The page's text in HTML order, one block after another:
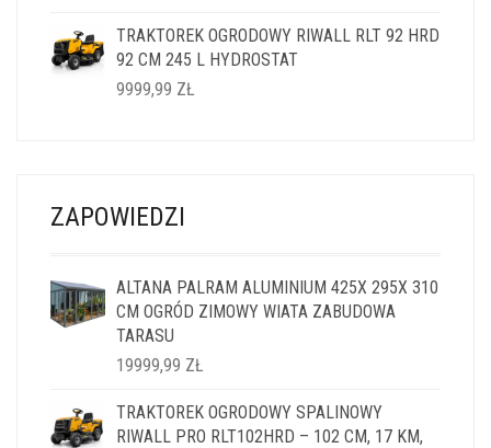
WYNOSIŁA:
14999,99 ZŁ.
WYNOSI:
11999,99 ZŁ.
TRAKTOREK OGRODOWY RIWALL RLT 92 HRD
92 CM 245 L HYDROSTAT
9999,99 ZŁ
ZAPOWIEDZI
ALTANA PALRAM ALUMINIUM 425X 295X 310
CM OGRÓD ZIMOWY WIATA ZABUDOWA
TARASU
19999,99 ZŁ
TRAKTOREK OGRODOWY SPALINOWY
RIWALL PRO RLT102HRD – 102 CM, 17 KM,